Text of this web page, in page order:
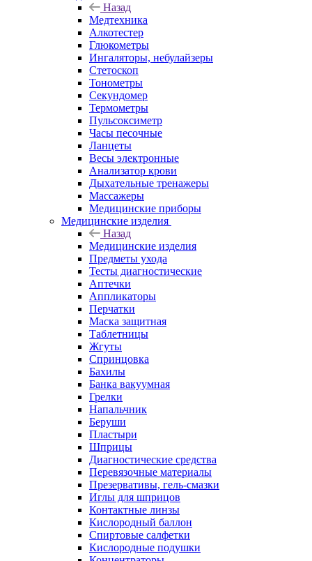
Назад
Медтехника
Алкотестер
Глюкометры
Ингаляторы, небулайзеры
Стетоскоп
Тонометры
Секундомер
Термометры
Пульсоксиметр
Часы песочные
Ланцеты
Весы электронные
Анализатор крови
Дыхательные тренажеры
Массажеры
Медицинские приборы
Медицинские изделия
Назад
Медицинские изделия
Предметы ухода
Тесты диагностические
Аптечки
Аппликаторы
Перчатки
Маска защитная
Таблетницы
Жгуты
Спринцовка
Бахилы
Банка вакуумная
Грелки
Напальчник
Беруши
Пластыри
Шприцы
Диагностические средства
Перевязочные материалы
Презервативы, гель-смазки
Иглы для шприцов
Контактные линзы
Кислородный баллон
Спиртовые салфетки
Кислородные подушки